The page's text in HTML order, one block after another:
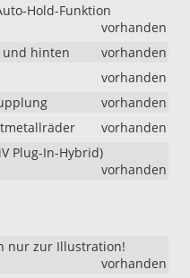
Hold-Funktion
vorhanden
und hinten
vorhanden
vorhanden
vorhanden
vorhanden
Plug-In-Hybrid)
vorhanden
nur zur Illustration!
vorhanden